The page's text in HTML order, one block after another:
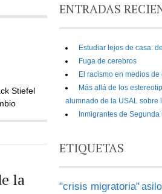
Stiefel
la
ENTRADAS
Estudiar lejos de casa:
Fuga de cerebros
El racismo en medios
Más allá de los
alumnado de la USAL sobre
Inmigrantes de Segunda
ETIQUETAS
"crisis migratoria"asilo